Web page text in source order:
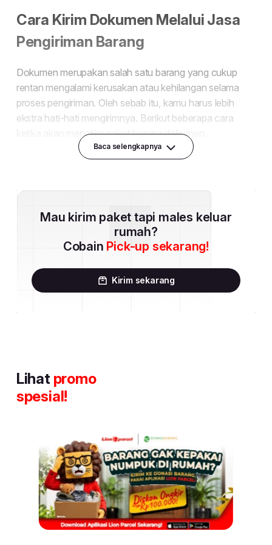
Baca selengkapnya
Mau kirim paket tapi males keluar
rumah?
Cobain Pick-up sekarang!
Kirim sekarang
Lihat promo
spesial!